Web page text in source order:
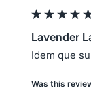
Lavender
Idem que
Was this